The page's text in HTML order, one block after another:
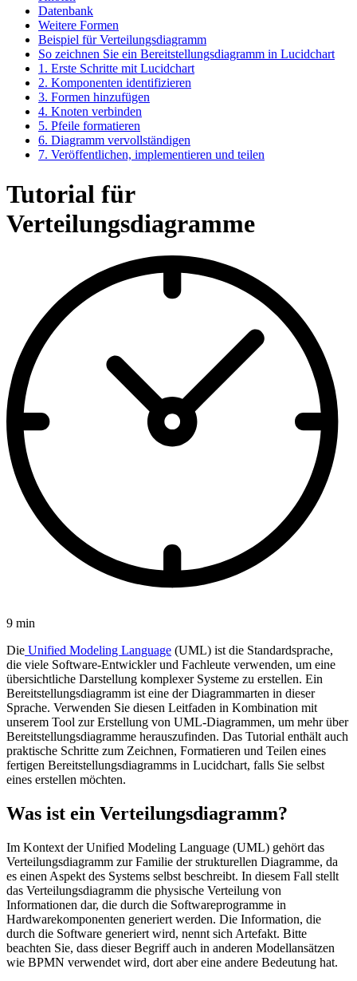
Datenbank
Weitere Formen
Beispiel für Verteilungsdiagramm
So zeichnen Sie ein Bereitstellungsdiagramm in Lucidchart
1. Erste Schritte mit Lucidchart
2. Komponenten identifizieren
3. Formen hinzufügen
4. Knoten verbinden
5. Pfeile formatieren
6. Diagramm vervollständigen
7. Veröffentlichen, implementieren und teilen
Tutorial für
Verteilungsdiagramme
9 min
Die Unified Modeling Language (UML) ist die Standardsprache,
die viele Software-Entwickler und Fachleute verwenden, um eine
übersichtliche Darstellung komplexer Systeme zu erstellen. Ein
Bereitstellungsdiagramm ist eine der Diagrammarten in dieser
Sprache. Verwenden Sie diesen Leitfaden in Kombination mit
unserem Tool zur Erstellung von UML-Diagrammen, um mehr über
Bereitstellungsdiagramme herauszufinden. Das Tutorial enthält auch
praktische Schritte zum Zeichnen, Formatieren und Teilen eines
fertigen Bereitstellungsdiagramms in Lucidchart, falls Sie selbst
eines erstellen möchten.
Was ist ein Verteilungsdiagramm?
Im Kontext der Unified Modeling Language (UML) gehört das
Verteilungsdiagramm zur Familie der strukturellen Diagramme, da
es einen Aspekt des Systems selbst beschreibt. In diesem Fall stellt
das Verteilungsdiagramm die physische Verteilung von
Informationen dar, die durch die Softwareprogramme in
Hardwarekomponenten generiert werden. Die Information, die
durch die Software generiert wird, nennt sich Artefakt. Bitte
beachten Sie, dass dieser Begriff auch in anderen Modellansätzen
wie BPMN verwendet wird, dort aber eine andere Bedeutung hat.